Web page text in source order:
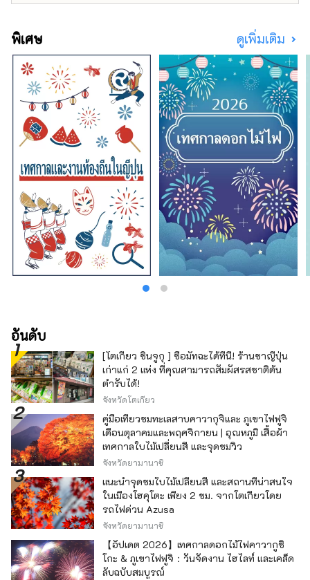
พิเศษ ดูเพิ่มเติม
อันดับ
[โตเกียว ชินจูกุ ] ซื้อมัทฉะได้ที่นี่! ร้านชาญี่ปุ่น
เก่าแก่ 2 แห่ง ที่คุณสามารถสัมผัสรสชาติต้น
ตำรับได้!
จังหวัดโตเกียว
คู่มือเที่ยวชมทะเลสาบคาวากุจิและ ภูเขาไฟฟูจิ
เดือนตุลาคมและพฤศจิกายน | อุณหภูมิ เสื้อผ้า
เทศกาลใบไม้เปลี่ยนสี และจุดชมวิว
จังหวัดยามานาชิ
แนะนำจุดชมใบไม้เปลี่ยนสี และสถานที่น่าสนใจ
ในเมืองโฮคุโตะ เพียง 2 ชม. จากโตเกียวโดย
รถไฟด่วน Azusa
จังหวัดยามานาชิ
【อัปเดต 2026】เทศกาลดอกไม้ไฟคาวากูชิ
โกะ & ภูเขาไฟฟูจิ：วันจัดงาน ไฮไลท์ และเคล็ด
ลับฉบับสมบูรณ์